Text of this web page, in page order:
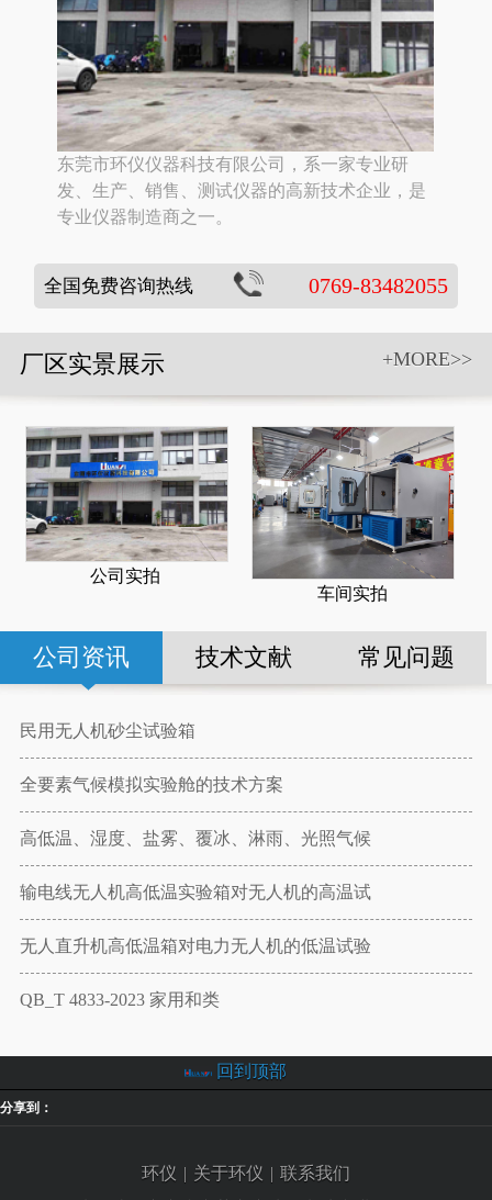
东莞市环仪仪器科技有限公司，系一家专业研
发、生产、销售、测试仪器的高新技术企业，是
专业仪器制造商之一。
全国免费咨询热线 0769-83482055
+MORE>>
厂区实景展示
公司实拍
车间实拍
公司资讯 技术文献 常见问题
民用无人机砂尘试验箱
全要素气候模拟实验舱的技术方案
高低温、湿度、盐雾、覆冰、淋雨、光照气候
输电线无人机高低温实验箱对无人机的高温试
无人直升机高低温箱对电力无人机的低温试验
QB_T 4833-2023 家用和类
回到顶部
分享到：
环仪 | 关于环仪 | 联系我们